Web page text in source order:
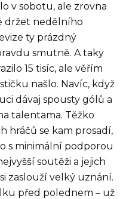
v sobotu, ale zrovna
držet nedělního
ty prázdný
smutně. A taky
15 tisíc, ale věřím
našlo. Navíc, když
dávaj spousty gólů a
talentama. Těžko
hráčů se kam prosadí,
s minimální podporou
soutěži a jejich
zaslouží velký uznání.
před polednem – už